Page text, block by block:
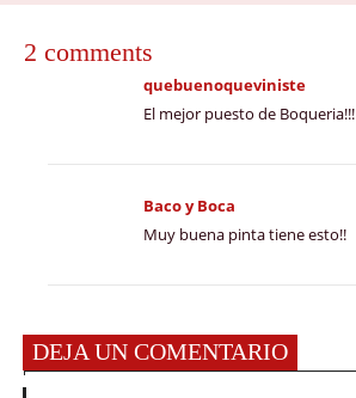
2 comments
quebuenoqueviniste
El mejor puesto de Boqueria!!!
Baco y Boca
Muy buena pinta tiene esto!!
DEJA UN COMENTARIO